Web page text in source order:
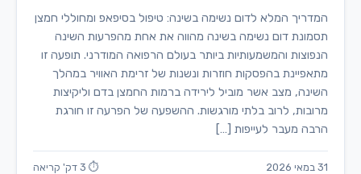
המדריך המלא לדום נשימה בשינה: טיפול בסיפאפ ומחוללי חמצן
תסמונת דום נשימה בשינה מהווה את אחת מהפרעות השינה
הנפוצות והמשמעותיות ביותר בעולם הרפואה המודרני. תופעה זו
מתאפיינת בהפסקות חוזרות ונשנות של זרימת האוויר במהלך
השינה, מצב אשר מוביל לירידה ברמות החמצן בדם וליקיצות
מרובות, לרוב בלתי מורגשות. ההשפעה של הפרעה זו חורגת
הרבה מעבר לעייפות […]
31 במאי 2026 ⏱ 3 דק' קריאה